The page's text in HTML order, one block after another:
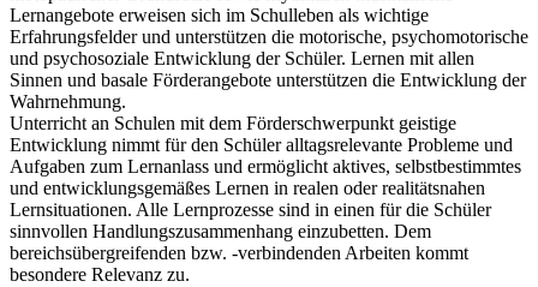
Lernangebote erweisen sich im Schulleben als wichtige
Erfahrungsfelder und unterstützen die motorische, psychomotorische
und psychosoziale Entwicklung der Schüler. Lernen mit allen
Sinnen und basale Förderangebote unterstützen die Entwicklung der
Wahrnehmung.
Unterricht an Schulen mit dem Förderschwerpunkt geistige
Entwicklung nimmt für den Schüler alltagsrelevante Probleme und
Aufgaben zum Lernanlass und ermöglicht aktives, selbstbestimmtes
und entwicklungsgemäßes Lernen in realen oder realitätsnahen
Lernsituationen. Alle Lernprozesse sind in einen für die Schüler
sinnvollen Handlungszusammenhang einzubetten. Dem
bereichsübergreifenden bzw. -verbindenden Arbeiten kommt
besondere Relevanz zu.